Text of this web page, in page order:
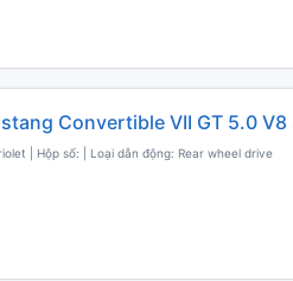
Convertible VII GT 5.0
| Hộp số: | Loại dẫn động: Rear wheel drive